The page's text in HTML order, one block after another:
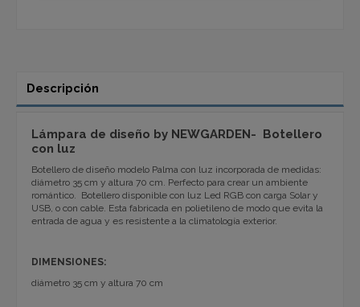
Descripción
Lámpara de diseño by NEWGARDEN- Botellero
con luz
Botellero de diseño modelo Palma con luz incorporada de medidas:
diámetro 35 cm y altura 70 cm. Perfecto para crear un ambiente
romántico. Botellero disponible con luz Led RGB con carga Solar y
USB, o con cable. Esta fabricada en polietileno de modo que evita la
entrada de agua y es resistente a la climatología exterior.
DIMENSIONES:
diámetro 35 cm y altura 70 cm